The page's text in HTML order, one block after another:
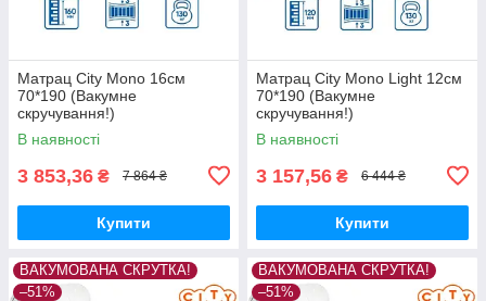
Матрац City Mono 16см
70*190 (Вакумне
скручування!)
В наявності
3 853,36 ₴ 7 864 ₴
Купити
Матрац City Mono Light 12см
70*190 (Вакумне
скручування!)
В наявності
3 157,56 ₴ 6 444 ₴
Купити
ВАКУМОВАНА СКРУТКА!
–51%
ВАКУМОВАНА СКРУТКА!
–51%